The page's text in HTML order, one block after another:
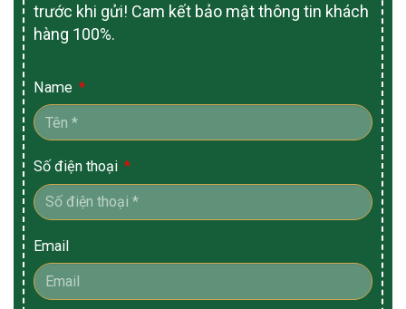
trước khi gửi! Cam kết bảo mật thông tin khách
hàng 100%.
Name
Số điện thoại
Email